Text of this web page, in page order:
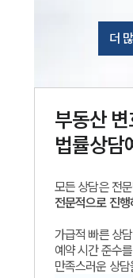
더
부동산변
법률상담
모든 상담은 전
전문적으로 진
가급적 빠른 상
예약 시간 준수
만족스러운 상